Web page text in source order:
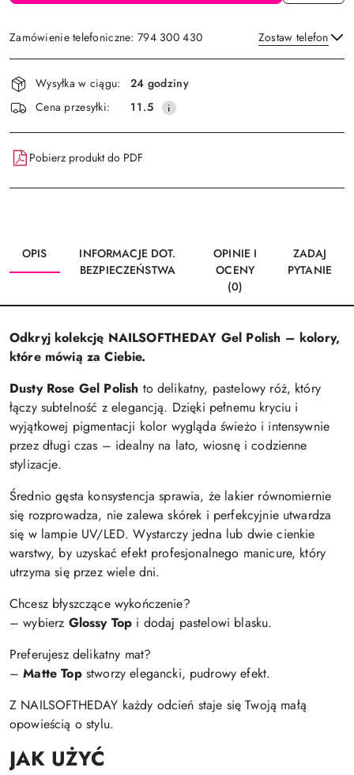
Zamówienie telefoniczne: 794 300 430 Zostaw telefon
Wyślij
Dostępność
i
dostawa
Wysyłka w ciągu:
24 godziny
Cena przesyłki:
11.5
Pobierz produkt do PDF
OPIS
INFORMACJE DOT.
BEZPIECZEŃSTWA
OPINIE I
OCENY
(0)
ZADAJ
PYTANIE
Odkryj kolekcję NAILSOFTHEDAY Gel Polish – kolory,
które mówią za Ciebie.
Dusty Rose Gel Polish to delikatny, pastelowy róż, który
łączy subtelność z elegancją. Dzięki pełnemu kryciu i
wyjątkowej pigmentacji kolor wygląda świeżo i intensywnie
przez długi czas – idealny na lato, wiosnę i codzienne
stylizacje.
Średnio gęsta konsystencja sprawia, że lakier równomiernie
się rozprowadza, nie zalewa skórek i perfekcyjnie utwardza
się w lampie UV/LED. Wystarczy jedna lub dwie cienkie
warstwy, by uzyskać efekt profesjonalnego manicure, który
utrzyma się przez wiele dni.
Chcesz błyszczące wykończenie?
– wybierz Glossy Top i dodaj pastelowi blasku.
Preferujesz delikatny mat?
–Matte Topstworzy elegancki, pudrowy efekt.
Z NAILSOFTHEDAY każdy odcień staje się Twoją małą
opowieścią o stylu.
JAK UŻYĆ